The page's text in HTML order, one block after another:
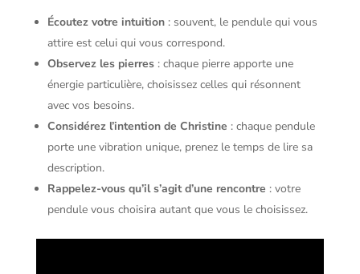
Écoutez votre intuition: souvent, le pendule qui vous
attire est celui qui vous correspond.
Observez les pierres: chaque pierre apporte une
énergie particulière, choisissez celles qui résonnent
avec vos besoins.
Considérez l’intention de Christine : chaque pendule
porte une vibration unique, prenez le temps de lire sa
description.
Rappelez-vous qu’il s’agit d’une rencontre : votre
pendule vous choisira autant que vous le choisissez.